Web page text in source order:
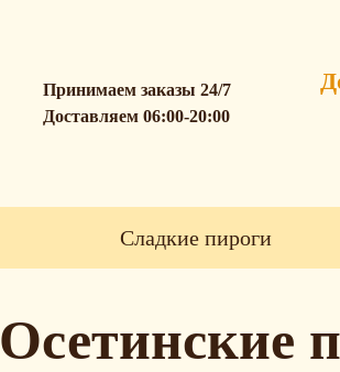
Принимаем заказы 24/7
Доставляем 06:00-20:00
Сладкие пироги
Осетинские